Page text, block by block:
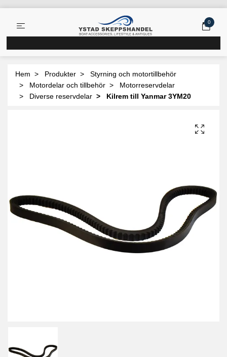
0
Hem Produkter
Styrning och motortillbehör
Motordelar och tillbehör
Motorreservdelar
Diverse reservdelar
Kilrem till Yanmar 3YM20